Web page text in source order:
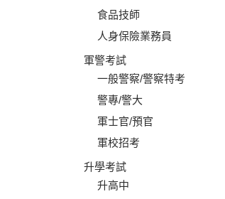
食品技師
人身保險業務員
軍警考試
一般警察/警察特考
警專/警大
軍士官/預官
軍校招考
升學考試
升高中